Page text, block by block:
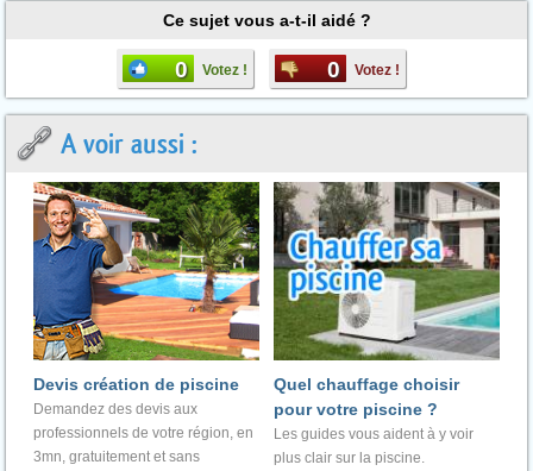
Ce sujet vous a-t-il aidé ?
0 Votez ! 0 Votez !
A voir aussi :
Devis création de piscine
Demandez des devis aux
professionnels de votre région, en
3mn, gratuitement et sans
Quel chauffage choisir
pour votre piscine ?
Les guides vous aident à y voir
plus clair sur la piscine.